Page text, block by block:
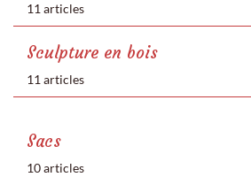
11 articles
Sculpture en bois
11 articles
Sacs
10 articles